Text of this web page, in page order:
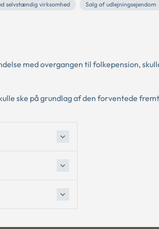
selvstændig virksomhed Salg af udlejningsejendom
med overgangen til folkepension,
ske på grundlag af den forventede